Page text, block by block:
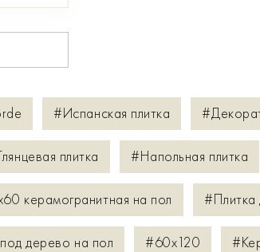
#Испанская плитка
плитка #Напольная плитка
керамогранитная на пол #Плитка
дерево на пол #60х120